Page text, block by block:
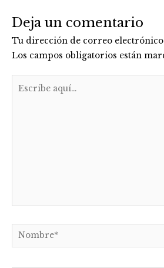
Deja un comentario
Tu dirección de correo electrónico
Los campos obligatorios están
Nombre*